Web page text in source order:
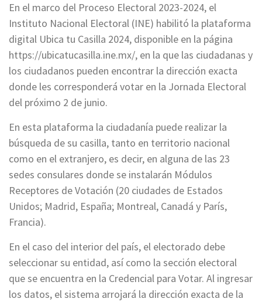
En el marco del Proceso Electoral 2023-2024, el
Instituto Nacional Electoral (INE) habilitó la plataforma
digital Ubica tu Casilla 2024, disponible en la página
https://ubicatucasilla.ine.mx/, en la que las ciudadanas y
los ciudadanos pueden encontrar la dirección exacta
donde les corresponderá votar en la Jornada Electoral
del próximo 2 de junio.
En esta plataforma la ciudadanía puede realizar la
búsqueda de su casilla, tanto en territorio nacional
como en el extranjero, es decir, en alguna de las 23
sedes consulares donde se instalarán Módulos
Receptores de Votación (20 ciudades de Estados
Unidos; Madrid, España; Montreal, Canadá y París,
Francia).
En el caso del interior del país, el electorado debe
seleccionar su entidad, así como la sección electoral
que se encuentra en la Credencial para Votar. Al ingresar
los datos, el sistema arrojará la dirección exacta de la